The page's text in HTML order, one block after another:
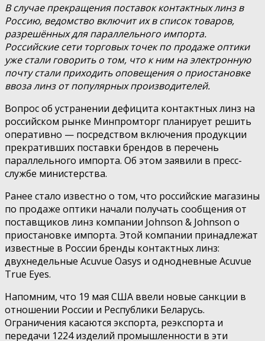
В случае прекращения поставок контактных линз в
Россию, ведомство включит их в список товаров,
разрешённых для параллельного импорта.
Российские сети торговых точек по продаже оптики
уже стали говорить о том, что к ним на электронную
почту стали приходить оповещения о приостановке
ввоза линз от популярных производителей.
Вопрос об устранении дефицита контактных линз на
российском рынке Минпромторг планирует решить
оперативно — посредством включения продукции
прекративших поставки брендов в перечень
параллельного импорта. Об этом заявили в пресс-
службе министерства.
Ранее стало известно о том, что российские магазины
по продаже оптики начали получать сообщения от
поставщиков линз компании Johnson & Johnson о
приостановке импорта. Этой компании принадлежат
известные в России бренды контактных линз:
двухнедельные Acuvue Oasys и однодневные Acuvue
True Eyes.
Напомним, что 19 мая США ввели новые санкции в
отношении России и Республики Беларусь.
Ограничения касаются экспорта, реэкспорта и
передачи 1224 изделий промышленности в эти